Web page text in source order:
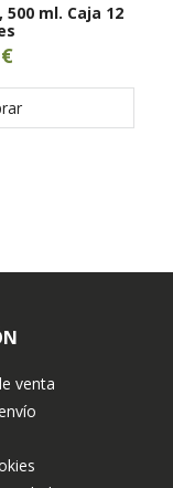
ml. Caja 12
venta